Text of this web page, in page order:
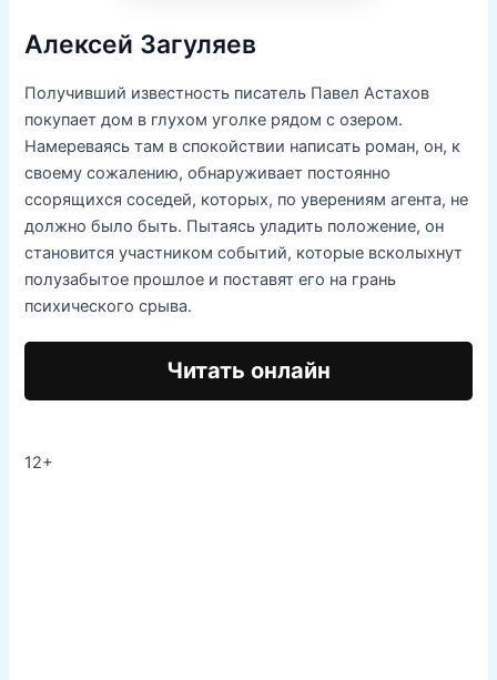
Алексей Загуляев
Получивший известность писатель Павел Астахов
покупает дом в глухом уголке рядом с озером.
Намереваясь там в спокойствии написать роман, он, к
своему сожалению, обнаруживает постоянно
ссорящихся соседей, которых, по уверениям агента, не
должно было быть. Пытаясь уладить положение, он
становится участником событий, которые всколыхнут
полузабытое прошлое и поставят его на грань
психического срыва.
Читать онлайн
12+